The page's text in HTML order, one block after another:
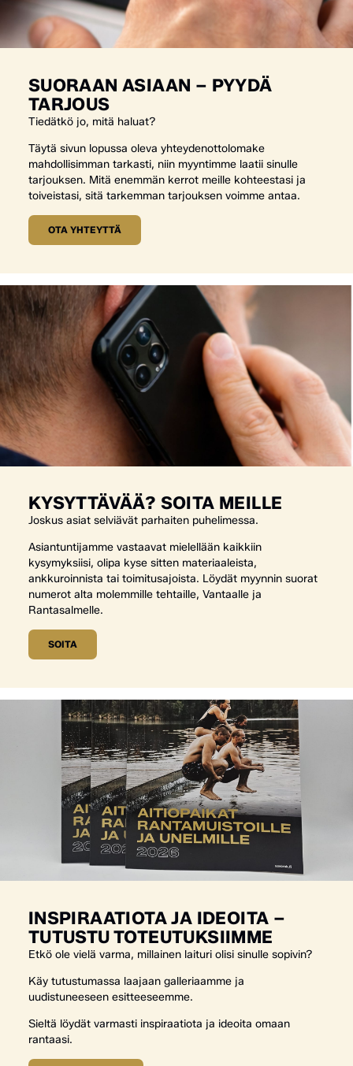
SUORAAN ASIAAN – PYYDÄ
TARJOUS
Tiedätkö jo, mitä haluat?
Täytä sivun lopussa oleva yhteydenottolomake
mahdollisimman tarkasti, niin myyntimme laatii sinulle
tarjouksen. Mitä enemmän kerrot meille kohteestasi ja
toiveistasi, sitä tarkemman tarjouksen voimme antaa.
OTA YHTEYTTÄ
KYSYTTÄVÄÄ? SOITA MEILLE
Joskus asiat selviävät parhaiten puhelimessa.
Asiantuntijamme vastaavat mielellään kaikkiin
kysymyksiisi, olipa kyse sitten materiaaleista,
ankkuroinnista tai toimitusajoista. Löydät myynnin suorat
numerot alta molemmille tehtaille, Vantaalle ja
Rantasalmelle.
SOITA
INSPIRAATIOTA JA IDEOITA –
TUTUSTU TOTEUTUKSIIMME
Etkö ole vielä varma, millainen laituri olisi sinulle sopivin?
Käy tutustumassa laajaan galleriaamme ja
uudistuneeseen esitteeseemme.
Sieltä löydät varmasti inspiraatiota ja ideoita omaan
rantaasi.